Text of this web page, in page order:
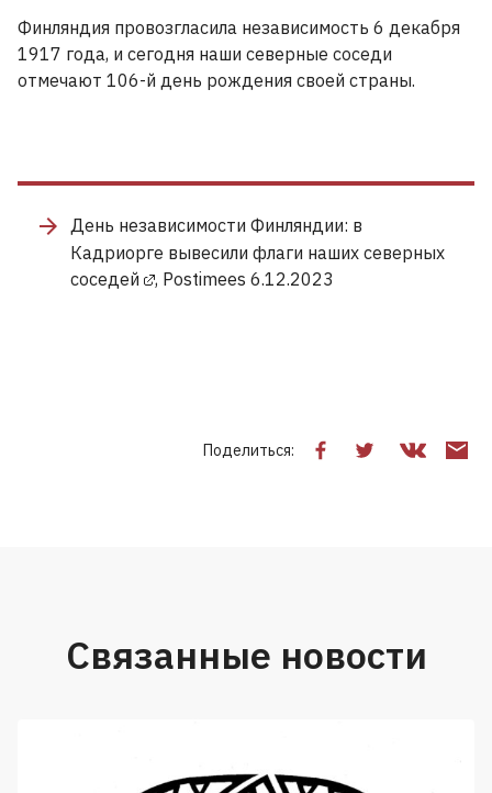
Финляндия провозгласила независимость 6 декабря
1917 года, и сегодня наши северные соседи
отмечают 106-й день рождения своей страны.
День независимости Финляндии: в
Кадриорге вывесили флаги наших северных
соседей
, Postimees 6.12.2023
Поделиться:
Связанные новости